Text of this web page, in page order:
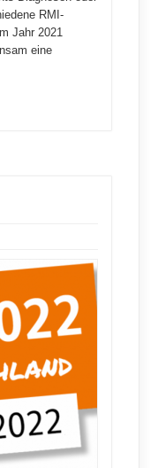
RMI-
Jahr 2021
eine